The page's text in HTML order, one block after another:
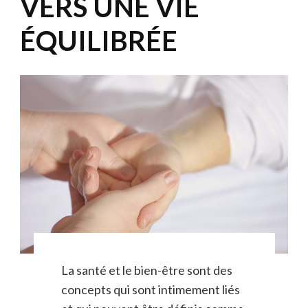
VERS UNE VIE
ÉQUILIBRÉE
La santé et le bien-être sont des
concepts qui sont intimement liés